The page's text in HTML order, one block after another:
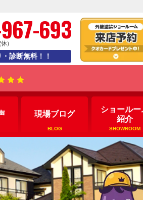
693
）
診断無料！！
現場ブログ
BLOG
ショールー
紹介
SHOWROOM